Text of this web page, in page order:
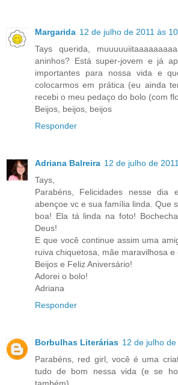
Margarida 12 de julho de 2011 às
Tays querida,
aninhos? Está super-jovem e já
importantes para nossa vida e
colocarmos em prática (eu ainda
recebi o meu pedaço do bolo (com
Beijos, beijos, beijos
Responder
Adriana Balreira 12 de julho de
Tays,
Parabéns, Felicidades nesse dia
abençoe vc e sua família linda. Que
boa! Ela tá linda na foto!
Deus!
E que você continue assim uma
ruiva chiquetosa, mãe maravilhosa e
Beijos e Feliz Aniversário!
Adorei o bolo!
Adriana
Responder
Borbulhas Literárias 12 de julho
Parabéns, red girl, você é uma
tudo de bom nessa vida (e se
também).